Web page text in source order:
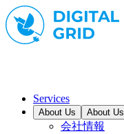
Services
About Us About Us
会社情報